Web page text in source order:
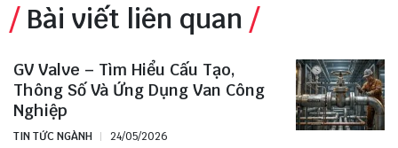
Bài viết liên quan
GV Valve – Tìm Hiểu Cấu Tạo,
Thông Số Và Ứng Dụng Van Công
Nghiệp
TIN TỨC NGÀNH 24/05/2026